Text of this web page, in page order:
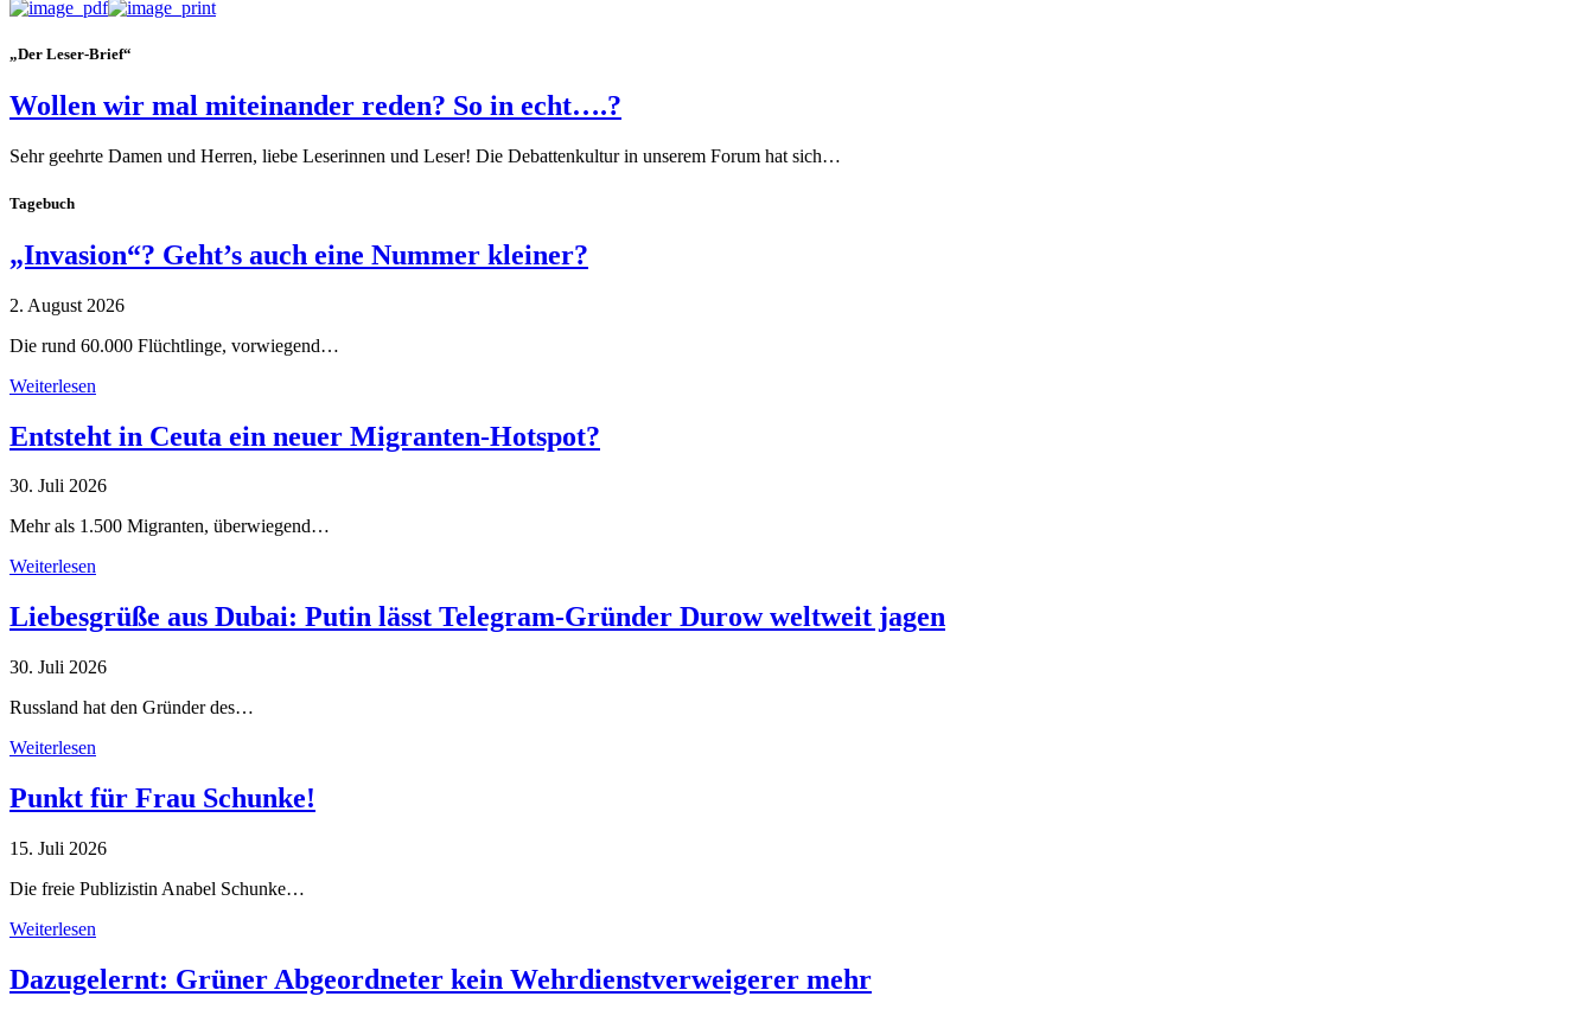
„Der Leser-Brief“
Wollen wir mal miteinander reden? So in echt….?
Sehr geehrte Damen und Herren, liebe Leserinnen und Leser! Die Debattenkultur in unserem Forum hat sich…
Tagebuch
„Invasion“? Geht’s auch eine Nummer kleiner?
2. August 2026
Die rund 60.000 Flüchtlinge, vorwiegend…
Weiterlesen
Entsteht in Ceuta ein neuer Migranten-Hotspot?
30. Juli 2026
Mehr als 1.500 Migranten, überwiegend…
Weiterlesen
Liebesgrüße aus Dubai: Putin lässt Telegram-Gründer Durow weltweit jagen
30. Juli 2026
Russland hat den Gründer des…
Weiterlesen
Punkt für Frau Schunke!
15. Juli 2026
Die freie Publizistin Anabel Schunke…
Weiterlesen
Dazugelernt: Grüner Abgeordneter kein Wehrdienstverweigerer mehr